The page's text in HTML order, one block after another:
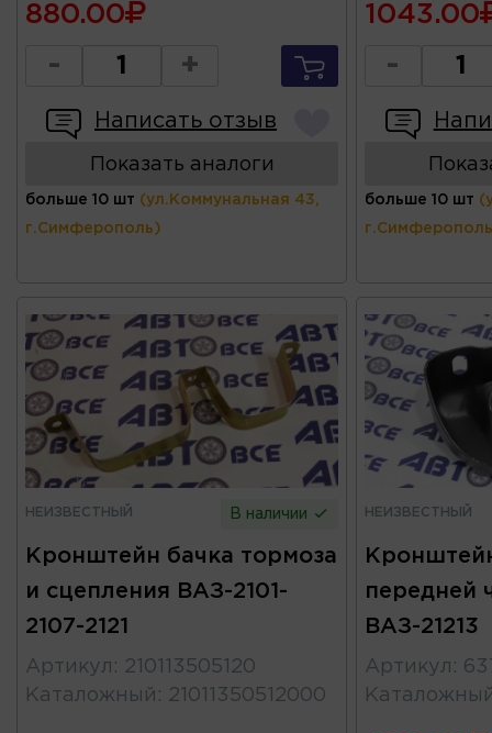
880.00
- +
Написать отзыв
Показать аналоги
больше 10 шт (ул.Коммунальная 43,
г.Симферополь)
1043.00
-
больше 10 шт
НЕИЗВЕСТНЫЙ В наличии
Кронштейн бачка тормоза
и сцепления ВАЗ-2101-
2107-2121
Артикул : 210113505120
Каталожный : 21011350512000
НЕИЗВЕСТНЫЙ
передней
ВАЗ-21213
Артикул :